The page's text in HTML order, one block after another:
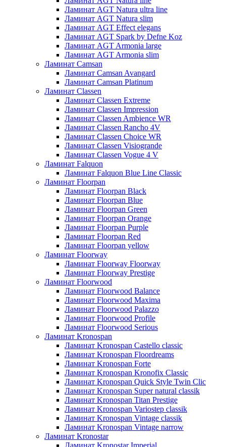
Ламинат AGT Natura ultra line
Ламинат AGT Natura slim
Ламинат AGT Effect elegans
Ламинат AGT Spark by Defne Koz
Ламинат AGT Armonia large
Ламинат AGT Armonia slim
Ламинат Camsan
Ламинат Camsan Avangard
Ламинат Camsan Platinum
Ламинат Classen
Ламинат Classen Extreme
Ламинат Classen Impression
Ламинат Classen Ambience WR
Ламинат Classen Rancho 4V
Ламинат Classen Choice WR
Ламинат Classen Visiogrande
Ламинат Classen Vogue 4 V
Ламинат Falquon
Ламинат Falquon Blue Line Classic
Ламинат Floorpan
Ламинат Floorpan Black
Ламинат Floorpan Blue
Ламинат Floorpan Green
Ламинат Floorpan Orange
Ламинат Floorpan Purple
Ламинат Floorpan Red
Ламинат Floorpan yellow
Ламинат Floorway
Ламинат Floorway Floorway
Ламинат Floorway Prestige
Ламинат Floorwood
Ламинат Floorwood Balance
Ламинат Floorwood Maxima
Ламинат Floorwood Palazzo
Ламинат Floorwood Profile
Ламинат Floorwood Serious
Ламинат Kronospan
Ламинат Kronospan Castello classic
Ламинат Kronospan Floordreams
Ламинат Kronospan Forte
Ламинат Kronospan Kronofix Classic
Ламинат Kronospan Quick Style Twin Clic
Ламинат Kronospan Super natural classik
Ламинат Kronospan Titan Prestige
Ламинат Kronospan Variostep classik
Ламинат Kronospan Vintage classik
Ламинат Kronospan Vintage narrow
Ламинат Kronostar
Ламинат Kronostar Imperial